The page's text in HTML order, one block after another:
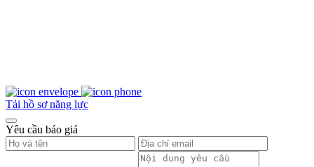
Tải hồ sơ năng lực
Yêu cầu báo giá